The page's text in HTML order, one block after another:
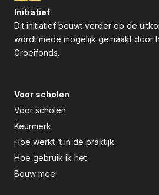
Initiatief
Dit initiatief bouwt verder op de
wordt mede mogelijk gemaakt door
Groeifonds.
Voor scholen
Voor scholen
Keurmerk
Hoe werkt ’t in de praktijk
Hoe gebruik ik het
Bouw mee